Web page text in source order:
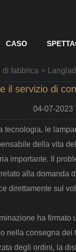
CASO
di fabbrica >
il servizio di
04-07-2023
le
della vita
importante. Il
alla domanda
direttamente sul
ha firmato
nella consegna
degli ordini, la